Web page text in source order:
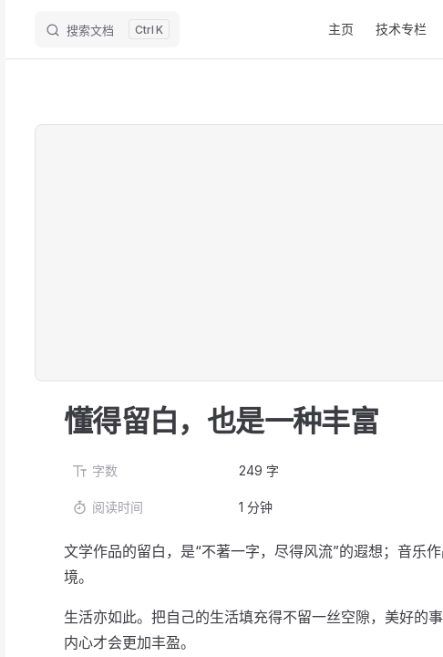
搜索文档 K 主页 技术专栏
懂得留白，也是一种丰富
字数 249 字
阅读时间 1 分钟
文学作品的留白，是“不著一字，尽得风流”的遐想；音乐
境。
生活亦如此。把自己的生活填充得不留一丝空隙，美好的
内心才会更加丰盈。